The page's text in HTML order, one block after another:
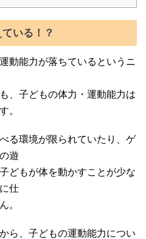
いる！？
動能力が落ちているというニ
、子どもの体力・運動能力は
。
る環境が限られていたり、ゲ
遊
どもが体を動かすことが少な
仕
。
ら、子どもの運動能力につい